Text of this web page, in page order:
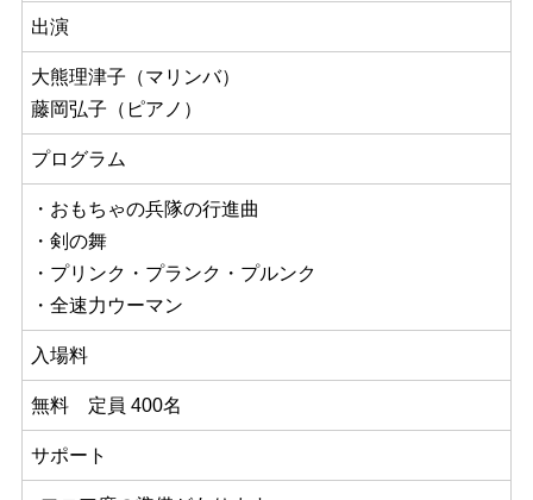
出演
大熊理津子（マリンバ）
藤岡弘子（ピアノ）
プログラム
・おもちゃの兵隊の行進曲
・剣の舞
・プリンク・プランク・プルンク
・全速力ウーマン
入場料
無料 定員 400名
サポート